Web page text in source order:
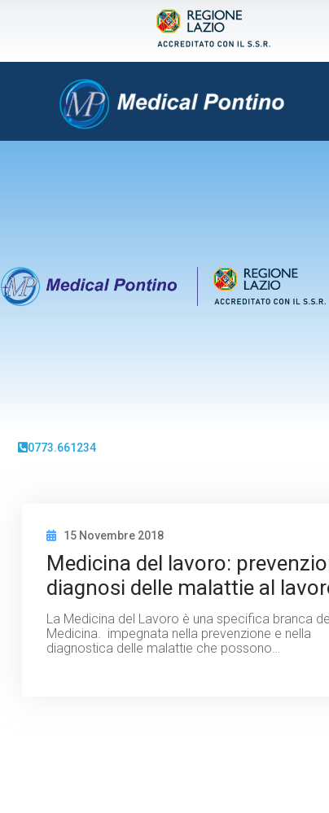
0773.661234
15 Novembre 2018
Medicina del lavoro:
diagnosi delle malattie al
La Medicina del Lavoro è una specifica branca
Medicina. impegnata nella prevenzione e nella
diagnostica delle malattie che possono…